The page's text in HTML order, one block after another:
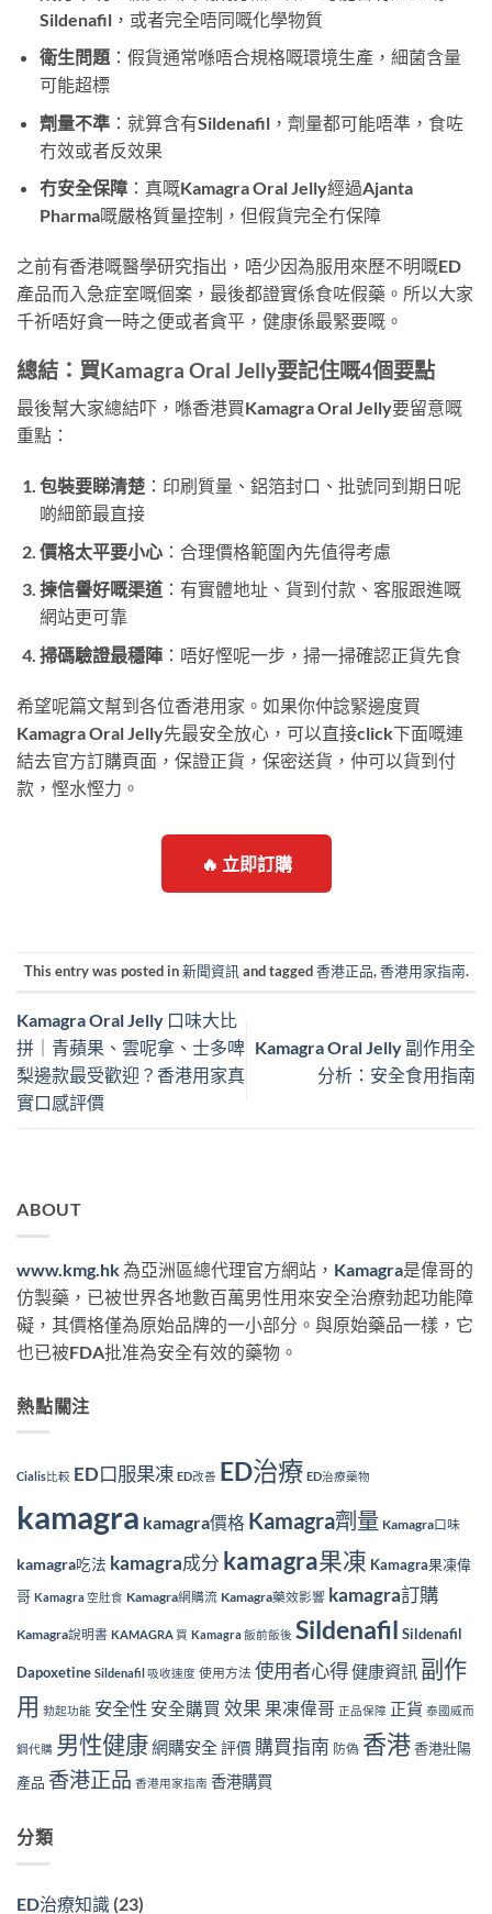
Sildenafil，或者完全唔同嘅化學物質
衛生問題：假貨通常喺唔合規格嘅環境生產，細菌含量
可能超標
劑量不準：就算含有Sildenafil，劑量都可能唔準，食咗
冇效或者反效果
冇安全保障：真嘅Kamagra Oral Jelly經過Ajanta
Pharma嘅嚴格質量控制，但假貨完全冇保障
之前有香港嘅醫學研究指出，唔少因為服用來歷不明嘅ED
產品而入急症室嘅個案，最後都證實係食咗假藥。所以大家
千祈唔好貪一時之便或者貪平，健康係最緊要嘅。
總結：買Kamagra Oral Jelly要記住嘅4個要點
最後幫大家總結吓，喺香港買Kamagra Oral Jelly要留意嘅
重點：
包裝要睇清楚：印刷質量、鋁箔封口、批號同到期日呢
啲細節最直接
價格太平要小心：合理價格範圍內先值得考慮
揀信譽好嘅渠道：有實體地址、貨到付款、客服跟進嘅
網站更可靠
掃碼驗證最穩陣：唔好慳呢一步，掃一掃確認正貨先食
希望呢篇文幫到各位香港用家。如果你仲諗緊邊度買
Kamagra Oral Jelly先最安全放心，可以直接click下面嘅連
結去官方訂購頁面，保證正貨，保密送貨，仲可以貨到付
款，慳水慳力。
🔥 立即訂購
This entry was posted in新聞資訊and tagged香港正品,香港用家指南.
Kamagra Oral Jelly 口味大比
拼｜青蘋果、雲呢拿、士多啤
梨邊款最受歡迎？香港用家真
實口感評價
Kamagra Oral Jelly 副作用全
分析：安全食用指南
ABOUT
www.kmg.hk為亞洲區總代理官方網站， Kamagra是偉哥的
仿製藥，已被世界各地數百萬男性用來安全治療勃起功能障
礙，其價格僅為原始品牌的一小部分。與原始藥品一樣，它
也已被FDA批准為安全有效的藥物。
熱點關注
Cialis比較 ED口服果凍 ED改善 ED治療 ED治療藥物
kamagra kamagra價格 Kamagra劑量 Kamagra口味
kamagra吃法 kamagra成分 kamagra果凍 Kamagra果凍偉
哥 Kamagra 空肚食 Kamagra網購流 Kamagra藥效影響 kamagra訂購
Kamagra說明書 KAMAGRA 買 Kamagra 飯前飯後 Sildenafil Sildenafil
Dapoxetine Sildenafil 吸收速度 使用方法 使用者心得健康資訊 副作
用 勃起功能 安全性 安全購買 效果 果凍偉哥 正品保障 正貨 泰國威而
鋼代購 男性健康網購安全評價 購買指南 防偽 香港香港壯陽
產品 香港正品 香港用家指南 香港購買
分類
ED治療知識 (23)